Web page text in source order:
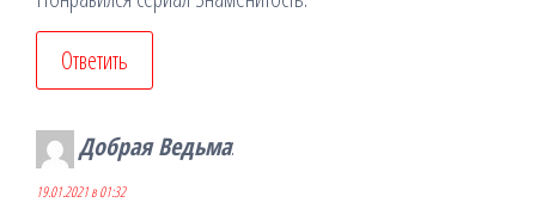
Ответить
Добрая Ведьма:
19.01.2021 в 01:32